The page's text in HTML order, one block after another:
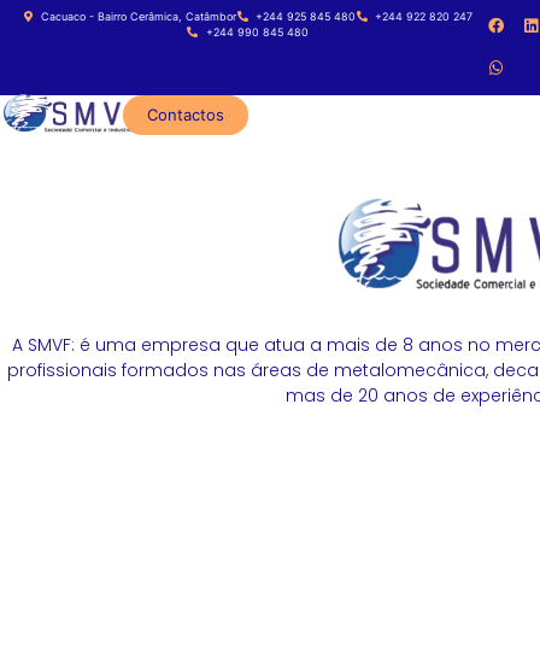
Cacuaco - Bairro Cerâmica, Catâmbor +244 925 845 480
+244 922 820 247
+244 990 845 480
Contactos
A SMVF: é uma empresa que atua a mais de 8 anos no
profissionais formados nas áreas de metalomecânica,
mas de 20 anos de